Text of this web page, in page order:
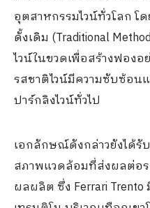
อุตสาหกรรมไวน์ทั่วโลก โ
ดั้งเดิม (Traditional
ไวน์ในขวดเพื่อสร้างฟอง
รสชาติไวน์มีความซับซ้อน
ปาร์กลิงไวน์ทั่วไป
เอกลักษณ์ดังกล่าวยังได้รั
สภาพแวดล้อมที่ส่งผลต่อ
ผลผลิต ซึ่ง Ferrari Trento